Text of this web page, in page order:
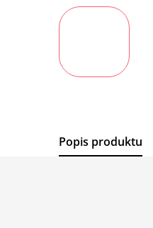
Popis produktu